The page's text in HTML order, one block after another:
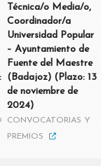
Técnica/o Media/o,
Coordinador/a
Universidad Popular
– Ayuntamiento de
Fuente del Maestre
(Badajoz) (Plazo: 13
de noviembre de
2024)
CONVOCATORIAS Y
PREMIOS